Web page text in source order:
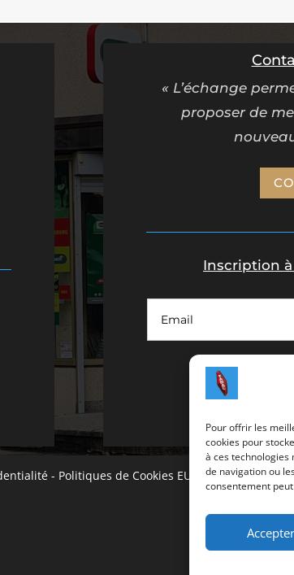
Pour offrir les
cookies pour
à ces
de navigation ou
consentement
Accepter
« L’échange
proposer de
Inscription
- Politiques de Cookies EU - Copyright 2025